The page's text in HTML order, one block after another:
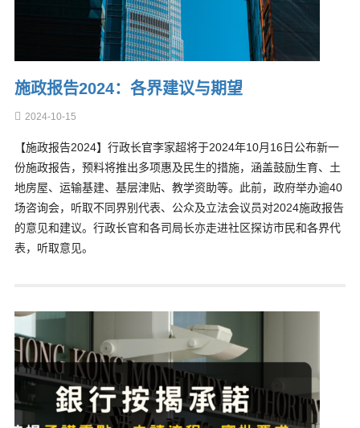
施政报告2024：各界建议与期望
2024-10-15
【施政报告2024】行政长官李家超将于2024年10月16日公布新一
份施政报告，预料将推出多项惠及民生的措施，涵盖鼓励生育、土
地房屋、运输基建、基层津贴、教学资助等。此前，政府举办逾40
场咨询会，听取不同界别代表、公众及立法会议员对2024施政报告
的意见和建议。行政长官和各司局长亦走进社区探访市民和各界代
表，听取意见。